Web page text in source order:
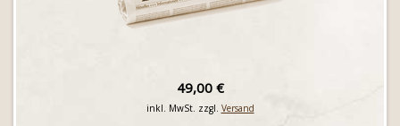
49,00 €
inkl. MwSt. zzgl. Versand